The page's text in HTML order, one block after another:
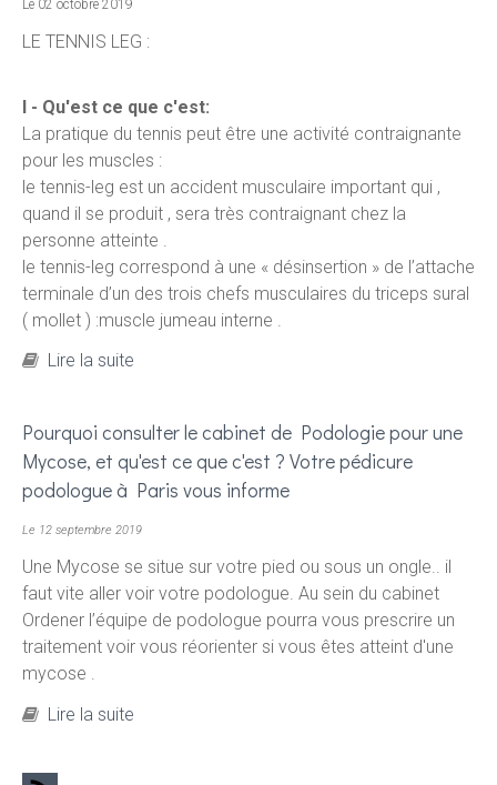
Le 02 octobre 2019
LE TENNIS LEG :
I - Qu'est ce que c'est:
La pratique du tennis peut être une activité contraignante
pour les muscles :
le tennis-leg est un accident musculaire important qui ,
quand il se produit , sera très contraignant chez la
personne atteinte .
le tennis-leg correspond à une « désinsertion » de l’attache
terminale d’un des trois chefs musculaires du triceps sural
( mollet ) :muscle jumeau interne .
Lire la suite
Pourquoi consulter le cabinet de Podologie pour une
Mycose, et qu'est ce que c'est ? Votre pédicure
podologue à Paris vous informe
Le 12 septembre 2019
Une Mycose se situe sur votre pied ou sous un ongle.. il
faut vite aller voir votre podologue. Au sein du cabinet
Ordener l’équipe de podologue pourra vous prescrire un
traitement voir vous réorienter si vous êtes atteint d'une
mycose .
Lire la suite